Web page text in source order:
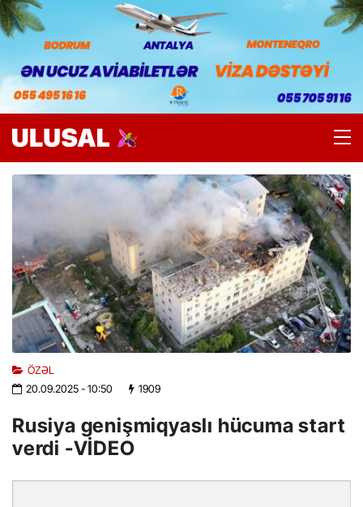
ÖZƏL
20.09.2025- 10:50 1909
Rusiya genişmiqyaslı hücuma start
verdi -VİDEO